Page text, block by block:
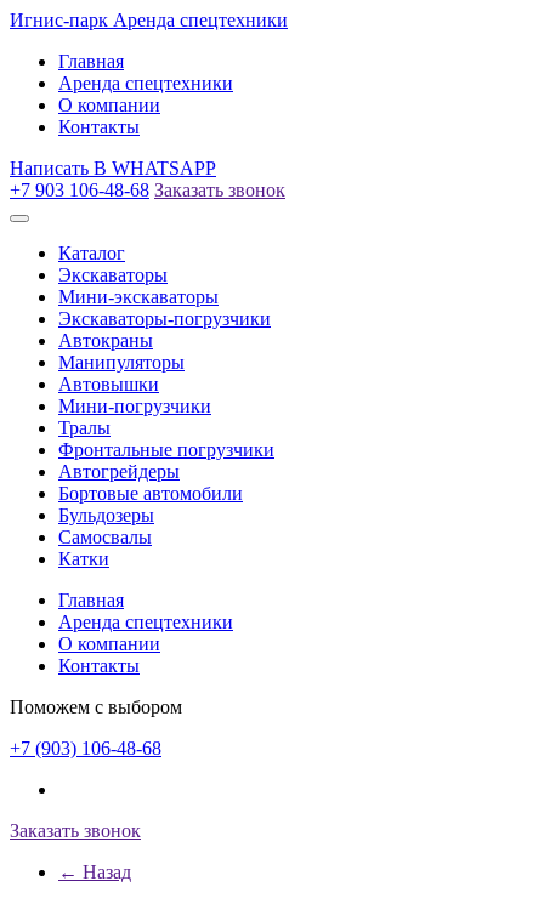
Игнис-парк Аренда спецтехники
Главная
Аренда спецтехники
О компании
Контакты
Написать В WHATSAPP
+7 903 106-48-68 Заказать звонок
Каталог
Экскаваторы
Мини-экскаваторы
Экскаваторы-погрузчики
Автокраны
Манипуляторы
Автовышки
Мини-погрузчики
Тралы
Фронтальные погрузчики
Автогрейдеры
Бортовые автомобили
Бульдозеры
Самосвалы
Катки
Главная
Аренда спецтехники
О компании
Контакты
Поможем с выбором
+7 (903) 106-48-68
Заказать звонок
← Назад